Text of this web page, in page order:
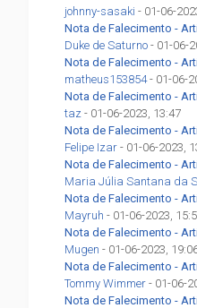
johnny-sasaki - 01-06-
Nota de Falecimento -
Duke de Saturno - 01-06-
Nota de Falecimento -
matheus153854- 01-06-
Nota de Falecimento -
taz - 01-06-2023, 13:47
Nota de Falecimento -
Felipe Izar - 01-06-2023,
Nota de Falecimento -
Maria Júlia Santana da
Nota de Falecimento -
Mayruh - 01-06-2023,
Nota de Falecimento -
Mugen - 01-06-2023,
Nota de Falecimento -
Tommy Wimmer - 01-06-
Nota de Falecimento -